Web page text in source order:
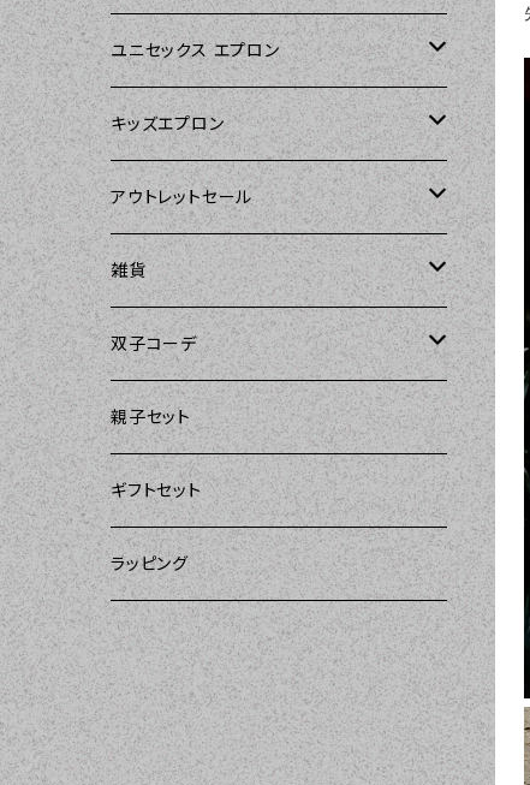
Sierra Rose（シエラローズ）
Tarantinalovers（タランティーナ ラバー
ズ）
The Sunday Girl（ザサンデーガール）
Carolyn's Kitchen（キャロリンズキッチ
ン）
Sugar baby aprons（シュガーベイビ
ー）
DII（ディーアイアイ）
MOZI（モジ）
amorico（アモリコ）
I love Aprons（アラブエプロンズ）
Sierra Rose（シエラローズ）
ユニセックス エプロン
DII（ディーアイアイ）
Sierra Rose（シエラローズ）
amorico（アモリコ）
キッズエプロン
Sierra Rose（シエラローズ）
The Sunday Girl（ザサンデーガール）
ASD Living（エーエスディーリビング）
Kitsch'n Glam（キッチングラム）
DII（ディーアイアイ）
アウトレットセール
エプロン
Kitsch'n Glam（キッチングラム）
Sierra Rose（シエラローズ）
DII（ディーアイアイ）
amorico（アモリコ）
Sugar baby aprons（シュガーベイビー）
Tarantinalovers（タランティーナ ラバーズ）
雑貨
amorico（アモリコ）
雑貨
amorico（アモリコ）
The Sunday Girl（ザサンデーガール）
DII（ディーアイアイ）
Kitsch'n Glam（キッチングラム）
双子コーデ
The Sunday Girl（サンデーガール）
親子セット
ギフトセット
ラッピング